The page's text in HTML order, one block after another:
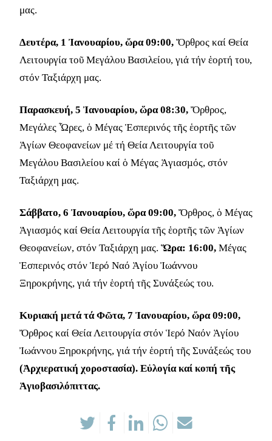
μας.
Δευτέρα, 1 Ἰανουαρίου, ὥρα 09:00, Ὄρθρος καί Θεία
Λειτουργία τοῦ Μεγάλου Βασιλείου, γιά τήν ἑορτή του,
στόν Ταξιάρχη μας.
Παρασκευή, 5 Ἰανουαρίου, ὥρα 08:30, Ὄρθρος,
Μεγάλες Ὧρες, ὁ Μέγας Ἑσπερινός τῆς ἑορτῆς τῶν
Ἁγίων Θεοφανείων μέ τή Θεία Λειτουργία τοῦ
Μεγάλου Βασιλείου καί ὁ Μέγας Ἁγιασµός, στόν
Ταξιάρχη μας.
Σάββατο, 6 Ἰανουαρίου, ὥρα 09:00, Ὄρθρος, ὁ Μέγας
Ἁγιασµός καί Θεία Λειτουργία τῆς ἑορτῆς τῶν Ἁγίων
Θεοφανείων, στόν Ταξιάρχη μας. Ὥρα: 16:00, Μέγας
Ἑσπερινός στόν Ἱερό Ναό Ἁγίου Ἰωάννου
Ξηροκρήνης, γιά τήν ἑορτή τῆς Συνάξεώς του.
Κυριακή μετά τά Φῶτα, 7 Ἰανουαρίου, ὥρα 09:00,
Ὄρθρος καί Θεία Λειτουργία στόν Ἱερό Ναόν Ἁγίου
Ἰωάννου Ξηροκρήνης, γιά τήν ἑορτή τῆς Συνάξεώς του
(Ἀρχιερατική χοροστασία). Εὐλογία καί κοπή τῆς
Ἁγιοβασιλόπιττας.